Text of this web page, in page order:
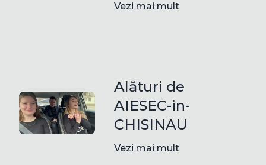
Vezi mai mult
Alături de
AIESEC-in-
CHISINAU
Vezi mai mult